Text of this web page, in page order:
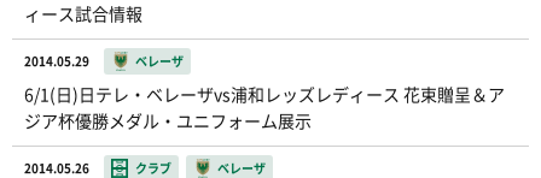
ィース試合情報
2014.05.29 ベレーザ
6/1(日)日テレ・ベレーザvs浦和レッズレディース 花束贈呈＆ア
ジア杯優勝メダル・ユニフォーム展示
2014.05.26 クラブ ベレーザ